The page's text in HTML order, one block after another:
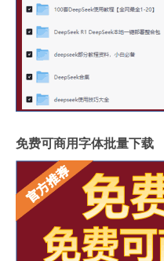
免费可商用字体批量下载